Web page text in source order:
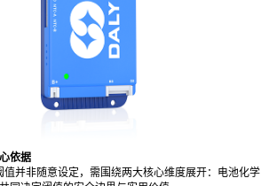
依据
并非随意设定，需围绕两大核心维度展开：电池化学